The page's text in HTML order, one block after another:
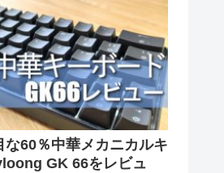
な60％中華メカニカルキ
GK 66をレビュ